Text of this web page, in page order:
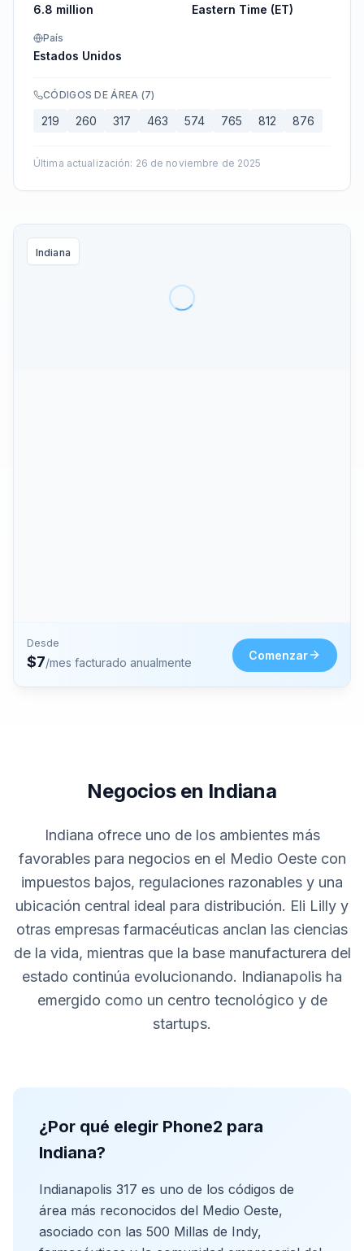
6.8 million Eastern Time (ET)
País
Estados Unidos
CÓDIGOS DE ÁREA (7)
219 260 317 463 574 765 812 876
Última actualización: 26 de noviembre de 2025
Indiana
Desde
$7/mes facturado anualmente
Comenzar
Negocios en Indiana
Indiana ofrece uno de los ambientes más
favorables para negocios en el Medio Oeste con
impuestos bajos, regulaciones razonables y una
ubicación central ideal para distribución. Eli Lilly y
otras empresas farmacéuticas anclan las ciencias
de la vida, mientras que la base manufacturera del
estado continúa evolucionando. Indianapolis ha
emergido como un centro tecnológico y de
startups.
¿Por qué elegir Phone2 para
Indiana?
Indianapolis 317 es uno de los códigos de
área más reconocidos del Medio Oeste,
asociado con las 500 Millas de Indy,